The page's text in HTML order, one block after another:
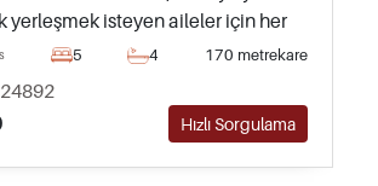
yerleşmek isteyen aileler için her
olup, mobilyalı
ve taşınmaya hazırdır.
5 4 170 metrekare
Hızlı Sorgulama